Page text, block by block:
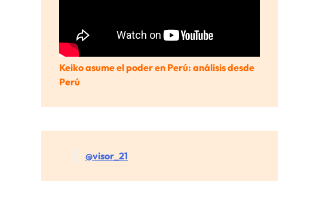
Keiko asume el poder en Perú: análisis desde
Perú
@visor_21